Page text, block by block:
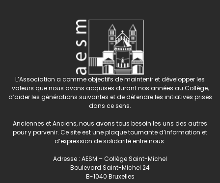
L’Association a comme objectifs de maintenir et développer les
valeurs que nous avons acquises durant nos années au Collège,
d’aider les générations suivantes et de défendre les initiatives prises
dans ce sens.
Anciennes et Anciens, nous avons tous besoin les uns des autres
pour y parvenir. Ce site est une plaque tournante d’information et
d’expression de solidarité entre nous.
Adresse : AESM – Collège Saint-Michel
Boulevard Saint-Michel 24
B-1040 Bruxelles